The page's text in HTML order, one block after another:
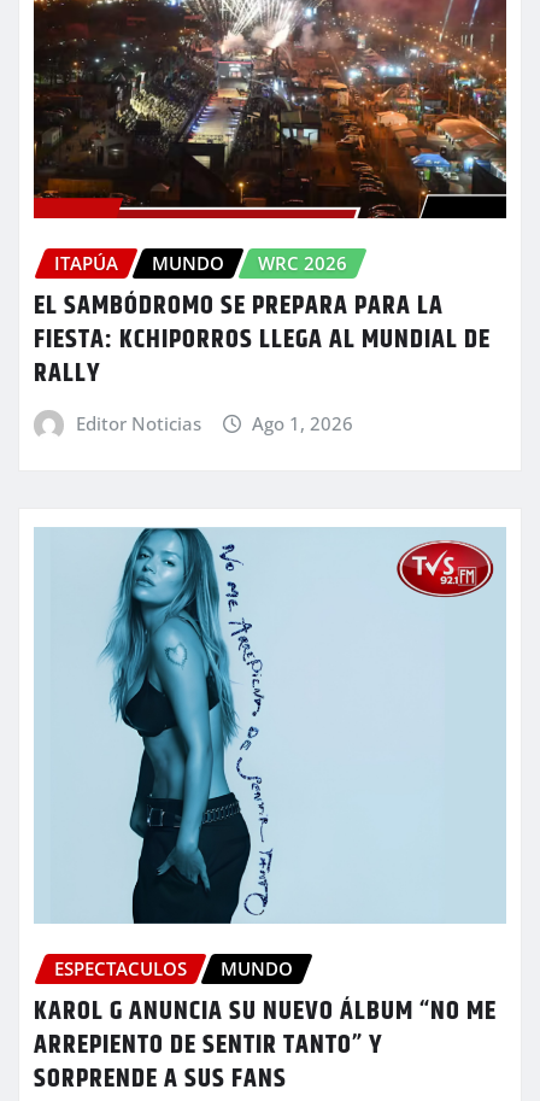
ITAPÚA MUNDO WRC 2026
EL SAMBÓDROMO SE PREPARA PARA LA
FIESTA: KCHIPORROS LLEGA AL MUNDIAL DE
RALLY
Editor Noticias Ago 1, 2026
ESPECTACULOS MUNDO
KAROL G ANUNCIA SU NUEVO ÁLBUM “NO ME
ARREPIENTO DE SENTIR TANTO” Y
SORPRENDE A SUS FANS